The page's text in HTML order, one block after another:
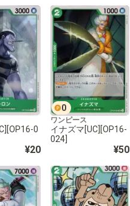
0
¥20
0
ワンピース
イナズマ[UC][OP16-
024]
¥50